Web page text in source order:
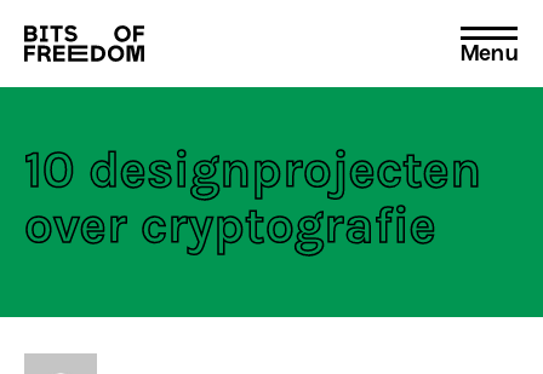
Search
for:
Menu
10 designprojecten
over cryptografie